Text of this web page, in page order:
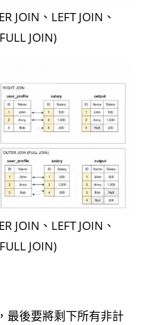
JOIN、LEFT JOIN、
JOIN)
JOIN、LEFT JOIN、
JOIN)
最後要將剩下所有非計